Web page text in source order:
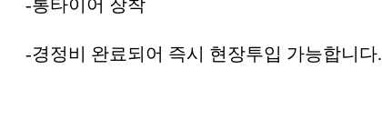
-통타이어 장착
-경정비 완료되어 즉시 현장투입 가능합니다.